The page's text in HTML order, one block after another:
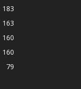
183
163
160
160
79